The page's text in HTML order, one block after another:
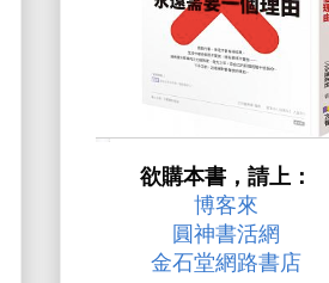
欲購本書，請上：
博客來
圓神書活網
金石堂網路書店